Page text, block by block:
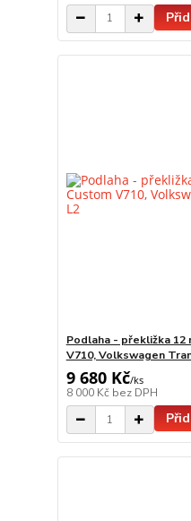
Podlaha - překližka
V710, Volkswagen
9 680 Kč/ks
8 000 Kč bez DPH